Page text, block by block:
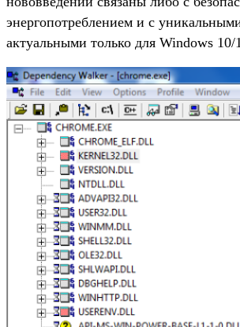
энергопотреблением и с
актуальными только для Windows 10/